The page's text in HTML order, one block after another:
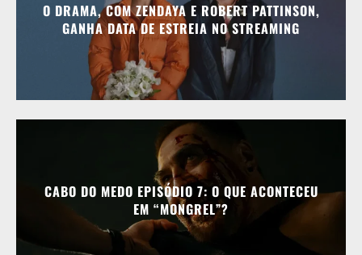
O DRAMA, COM ZENDAYA E ROBERT PATTINSON,
GANHA DATA DE ESTREIA NO STREAMING
CABO DO MEDO EPISÓDIO 7: O QUE ACONTECEU
EM “MONGREL”?